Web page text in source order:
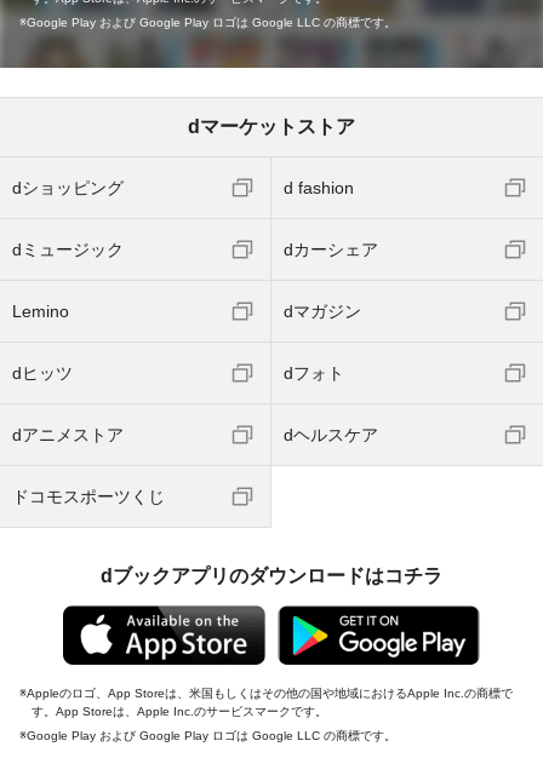
Google Play および Google Play ロゴは Google LLC の商標です。
dマーケットストア
dショッピング d fashion
dミュージック dカーシェア
Lemino dマガジン
dヒッツ dフォト
dアニメストア dヘルスケア
ドコモスポーツくじ
dブックアプリのダウンロードはコチラ
Appleのロゴ、App Storeは、米国もしくはその他の国や地域におけるApple Inc.の商標で
す。App Storeは、Apple Inc.のサービスマークです。
Google Play および Google Play ロゴは Google LLC の商標です。